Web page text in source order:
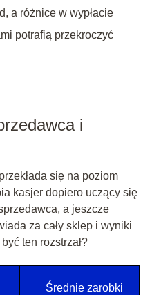
a różnice w wypłacie
potrafią przekroczyć
i
się na poziom
kasjer dopiero uczący się
a jeszcze
za cały sklep i wyniki
ten rozstrzał?
Średnie zarobki